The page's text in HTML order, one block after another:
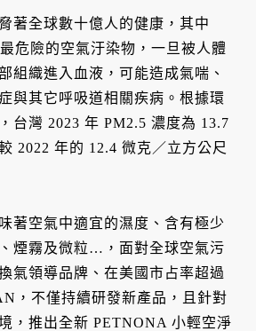
著全球數十億人的健康，其中
危險的空氣汙染物，一旦被人體
組織進入血液，可能造成氣喘、
與其它呼吸道相關疾病。根據環
台灣 2023 年 PM2.5 濃度為 13.7
2022 年的 12.4 微克／立方公尺
著空氣中適宜的濕度、含有極少
煙霧及微粒…，面對全球空氣污
氣領導品牌、在美國市占率超過
，不僅持續研發新產品，且針對
，推出全新 PETNONA 小輕空淨